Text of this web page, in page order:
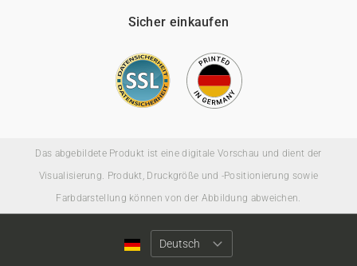
Sicher einkaufen
Das abgebildete Produkt ist eine digitale Vorschau und dient der
Visualisierung. Produkt, Druckgröße und -Positionierung sowie
Farbdarstellung können von der Abbildung abweichen.